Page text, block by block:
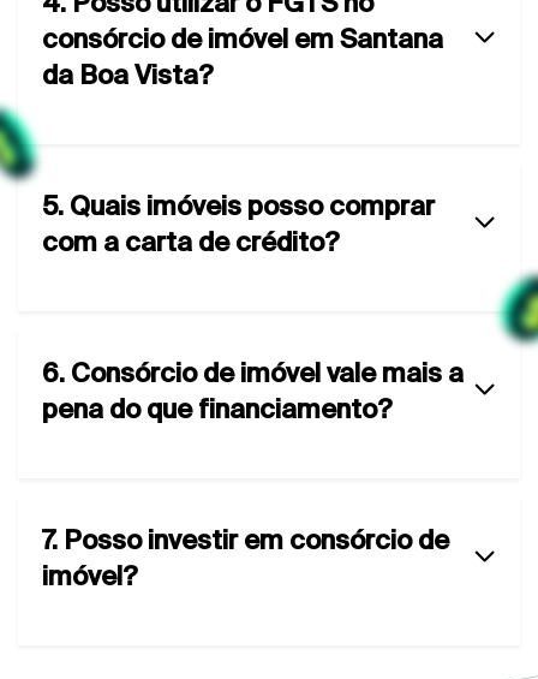
consórcio de imóvel em Santana
da Boa Vista?
5. Quais imóveis posso comprar
com a carta de crédito?
6. Consórcio de imóvel vale mais a
pena do que financiamento?
7. Posso investir em consórcio de
imóvel?